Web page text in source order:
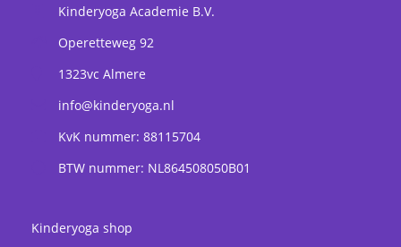
Kinderyoga Academie B.V.
Operetteweg 92
1323vc Almere
info@kinderyoga.nl
KvK nummer: 88115704
BTW nummer: NL864508050B01
Kinderyoga shop